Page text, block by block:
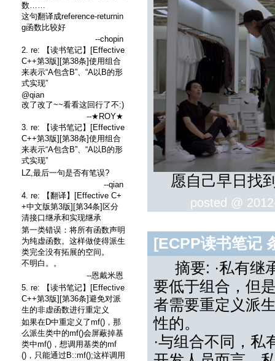
数……
这句翻译成reference-returnin
g函数比较好
--chopin
2. re: 【读书笔记】[Effective
C++第3版][第38条]使用组合
来表示“A包含B”、“A以B的形
式实现”
@qian
改了改了~~看看这回行了不:)
--★ROY★
3. re: 【读书笔记】[Effective
C++第3版][第38条]使用组合
来表示“A包含B”、“A以B的形
式实现”
LZ,最后一句是否有笔误?
--qian
4. re: 【翻译】[Effective C+
+中文版第3版][第34条]区分
清接口继承和实现继承
第一类错误：将所有函数声明
为纯虚函数。这样做使得派生
类完全没有拓展的空间。
不明白。。
--恩戴米恩
5. re: 【读书笔记】[Effective
C++第3版][第36条]避免对派
生的非虚函数进行重定义
如果在D中重定义了mf()，那
么派生类中的mf()会屏蔽掉基
类中mf()，想调用基类的mf
()，只能通过B::mf();这样调用
愿自己早日找
posted @
[ECPP读书笔记
摘要: ·私有继
要低于组合，但
者需要重定义派
性的。
·与组合不同，私